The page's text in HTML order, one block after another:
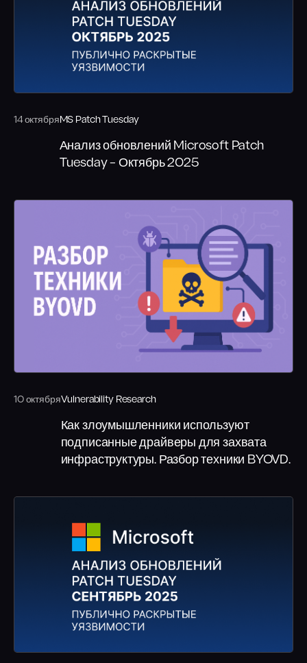
14 октября MS Patch Tuesday
Анализ обновлений Microsoft Patch
Tuesday – Октябрь 2025
10 октябряVulnerability Research
Как злоумышленники используют
подписанные драйверы для захвата
инфраструктуры. Разбор техники BYOVD.